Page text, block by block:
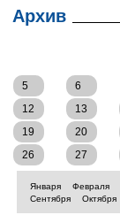
Архив
5
6
12
13
19
20
26
27
Января Февраля
Сентября
Октября